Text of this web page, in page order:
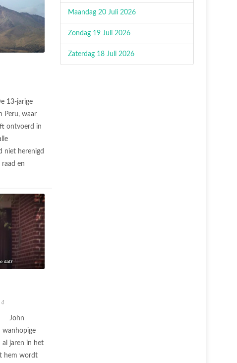
13-jarige
Peru, waar
ontvoerd in
niet herenigd
en
John
wanhopige
al jaren in het
hem wordt
Maandag 20 Juli 2026
Zondag 19 Juli 2026
Zaterdag 18 Juli 2026